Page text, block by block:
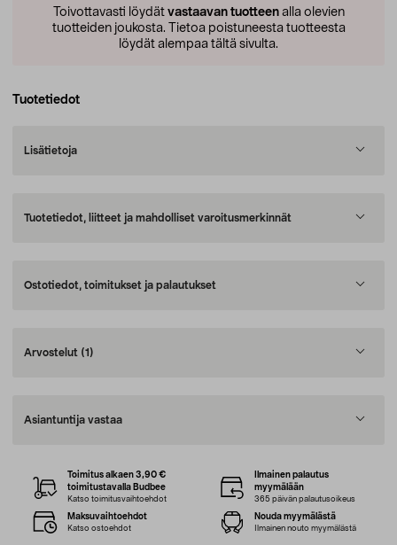
Toivottavasti löydät vastaavan tuotteenalla olevien
tuotteiden joukosta. Tietoa poistuneesta tuotteesta
löydät alempaa tältä sivulta.
Tuotetiedot
Lisätietoja
Tuotetiedot, liitteet ja mahdolliset varoitusmerkinnät
Ostotiedot, toimitukset ja palautukset
Arvostelut (1)
Asiantuntija vastaa
Toimitus alkaen 3,90 €
toimitustavalla Budbee
Katso toimitusvaihtoehdot
Ilmainen palautus
myymälään
365 päivän palautusoikeus
Maksuvaihtoehdot
Katso ostoehdot
Nouda myymälästä
Ilmainen nouto myymälästä